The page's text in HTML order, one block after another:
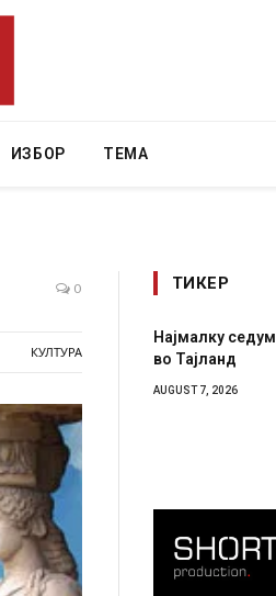
ИЗБОР ТЕМА
0
КУЛТУРА
ТИКЕР
мртви во нападот врз училиште